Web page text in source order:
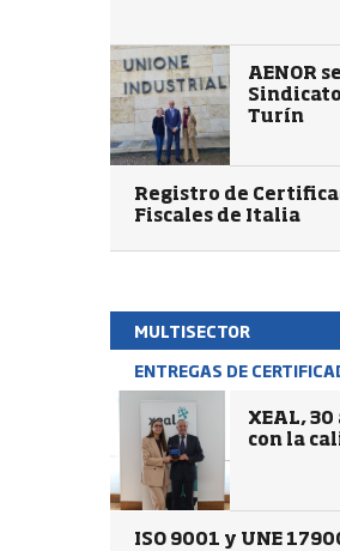
AENOR
Turín
Registro de
Fiscales de Italia
MULTISECTOR
ENTREGAS DE
XEAL,
con la
ISO 9001 y UNE